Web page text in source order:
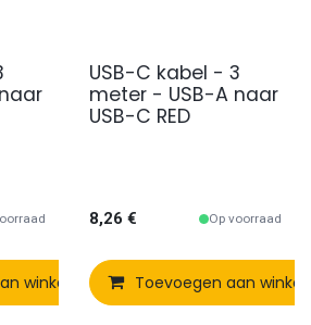
winkelmandje Vergelijken
USB-C kabel - 3
meter - USB-A naar
USB-C RED
8,26 € Op voorraad
Toevoegen aan